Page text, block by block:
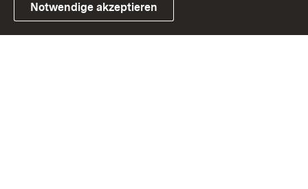
Link zum Landesportal
Notwendige akzeptieren